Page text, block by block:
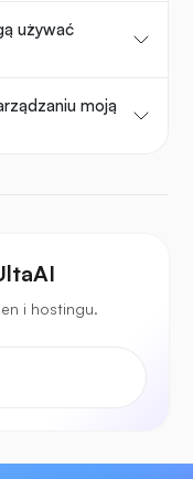
używać
moją
i hostingu.